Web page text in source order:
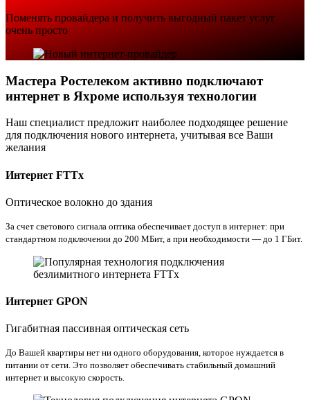
Поменять провайдера и получить выгодный пакет услуг
очень просто
Мастера Ростелеком активно подключают
интернет в Яхроме используя технологии
Наш специалист предложит наиболее подходящее решение
для подключения нового интернета, учитывая все Ваши
желания
Интернет FTTx
Оптическое волокно до здания
За счет светового сигнала оптика обеспечивает доступ в интернет: при
стандартном подключении до 200 МБит, а при необходимости — до 1 ГБит.
Интернет GPON
Гигабитная пассивная оптическая сеть
До Вашей квартиры нет ни одного оборудования, которое нуждается в
питании от сети. Это позволяет обеспечивать стабильный домашний
интернет и высокую скорость.